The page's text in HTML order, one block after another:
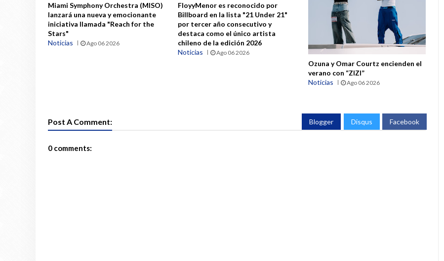
Miami Symphony Orchestra (MISO)
lanzará una nueva y emocionante
iniciativa llamada "Reach for the
Stars"
Noticias
Ago 06 2026
FloyyMenor es reconocido por
Billboard en la lista "21 Under 21"
por tercer año consecutivo y
destaca como el único artista
chileno de la edición 2026
Noticias
Ago 06 2026
Ozuna y Omar Courtz encienden el
verano con “ZIZI”
Noticias
Ago 06 2026
Post A Comment: Blogger Disqus Facebook
0 comments: